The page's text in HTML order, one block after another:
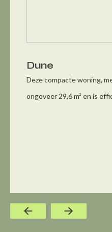
Dune
Deze compacte woning,
ongeveer 29,6 m² en is